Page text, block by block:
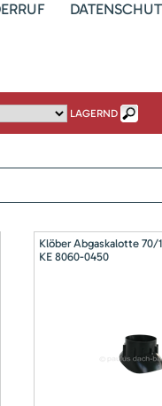
LAGERND
Klöber Abgaskalotte 70/
KE 8060-0450